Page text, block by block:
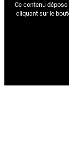
Ce contenu
cliquant sur le